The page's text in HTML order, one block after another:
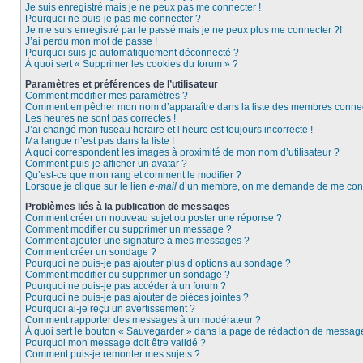
Je suis enregistré mais je ne peux pas me connecter !
Pourquoi ne puis-je pas me connecter ?
Je me suis enregistré par le passé mais je ne peux plus me connecter ?!
J’ai perdu mon mot de passe !
Pourquoi suis-je automatiquement déconnecté ?
À quoi sert « Supprimer les cookies du forum » ?
Paramètres et préférences de l’utilisateur
Comment modifier mes paramètres ?
Comment empêcher mon nom d’apparaître dans la liste des membres
Les heures ne sont pas correctes !
J’ai changé mon fuseau horaire et l’heure est toujours incorrecte !
Ma langue n’est pas dans la liste !
A quoi correspondent les images à proximité de mon nom d’utilisateur ?
Comment puis-je afficher un avatar ?
Qu’est-ce que mon rang et comment le modifier ?
Lorsque je clique sur le lien e-mail d’un membre, on me demande de me
Problèmes liés à la publication de messages
Comment créer un nouveau sujet ou poster une réponse ?
Comment modifier ou supprimer un message ?
Comment ajouter une signature à mes messages ?
Comment créer un sondage ?
Pourquoi ne puis-je pas ajouter plus d’options au sondage ?
Comment modifier ou supprimer un sondage ?
Pourquoi ne puis-je pas accéder à un forum ?
Pourquoi ne puis-je pas ajouter de pièces jointes ?
Pourquoi ai-je reçu un avertissement ?
Comment rapporter des messages à un modérateur ?
À quoi sert le bouton « Sauvegarder » dans la page de rédaction de
Pourquoi mon message doit être validé ?
Comment puis-je remonter mes sujets ?